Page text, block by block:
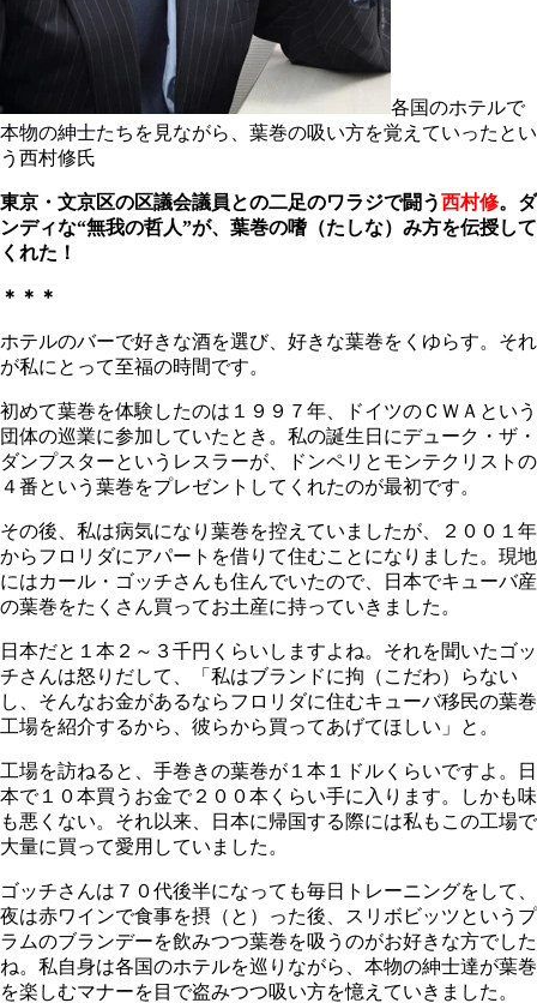
各国のホテルで
本物の紳士たちを見ながら、葉巻の吸い方を覚えていったとい
う西村修氏
東京・文京区の区議会議員との二足のワラジで闘う西村修。ダ
ンディな“無我の哲人”が、葉巻の嗜（たしな）み方を伝授して
くれた！
＊＊＊
ホテルのバーで好きな酒を選び、好きな葉巻をくゆらす。それ
が私にとって至福の時間です。
初めて葉巻を体験したのは１９９７年、ドイツのＣＷＡという
団体の巡業に参加していたとき。私の誕生日にデューク・ザ・
ダンプスターというレスラーが、ドンペリとモンテクリストの
４番という葉巻をプレゼントしてくれたのが最初です。
その後、私は病気になり葉巻を控えていましたが、２００１年
からフロリダにアパートを借りて住むことになりました。現地
にはカール・ゴッチさんも住んでいたので、日本でキューバ産
の葉巻をたくさん買ってお土産に持っていきました。
日本だと１本２～３千円くらいしますよね。それを聞いたゴッ
チさんは怒りだして、「私はブランドに拘（こだわ）らない
し、そんなお金があるならフロリダに住むキューバ移民の葉巻
工場を紹介するから、彼らから買ってあげてほしい」と。
工場を訪ねると、手巻きの葉巻が１本１ドルくらいですよ。日
本で１０本買うお金で２００本くらい手に入ります。しかも味
も悪くない。それ以来、日本に帰国する際には私もこの工場で
大量に買って愛用していました。
ゴッチさんは７０代後半になっても毎日トレーニングをして、
夜は赤ワインで食事を摂（と）った後、スリボビッツというプ
ラムのブランデーを飲みつつ葉巻を吸うのがお好きな方でした
ね。私自身は各国のホテルを巡りながら、本物の紳士達が葉巻
を楽しむマナーを目で盗みつつ吸い方を憶えていきました。